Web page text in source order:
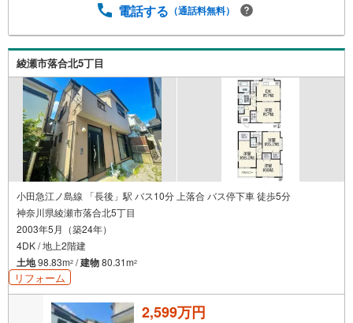
【定年時の住宅ローン残高】【住宅購入者だけが加入でき
ナス】これから多くなる【教育費】住宅を買った後から始
まる【住宅ローン返済】65歳以上から必要になる【老後の
費用負担】住宅探しの【このタイミング】で不安な部分を
明確にしていきませんか？？ --------------
電話する （通話料無料）
綾瀬市落合北5丁目
小田急江ノ島線 「長後」駅 バス10分 上落合 バス停下車 徒歩5分
神奈川県綾瀬市落合北5丁目
2003年5月（築24年）
4DK / 地上2階建
土地98.83m2 /建物80.31m2
リフォーム
2,599万円